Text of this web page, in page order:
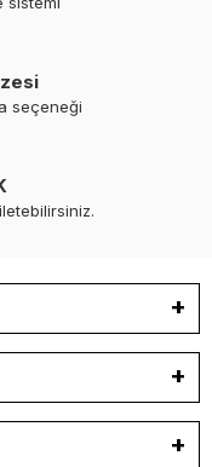
seçeneği